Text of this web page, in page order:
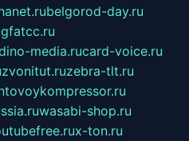
belgorod-day.ru
media.rucard-voice.ru
zvonitut.ruzebra-tlt.ru
wasabi-shop.ru
x-ton.ru